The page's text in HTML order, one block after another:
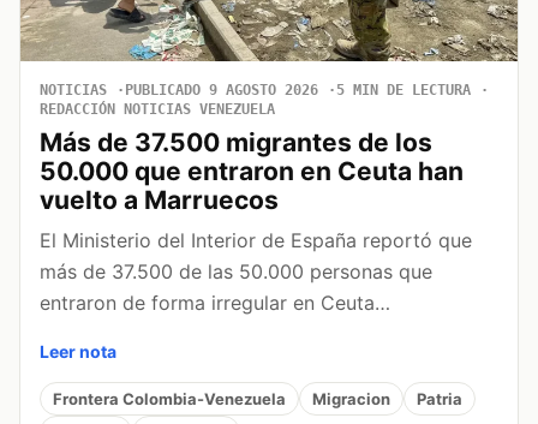
NOTICIAS PUBLICADO 9 AGOSTO 2026
5 MIN DE LECTURA
REDACCIÓN NOTICIAS VENEZUELA
Más de 37.500 migrantes de los
50.000 que entraron en Ceuta han
vuelto a Marruecos
El Ministerio del Interior de España reportó que
más de 37.500 de las 50.000 personas que
entraron de forma irregular en Ceuta…
Leer nota
Frontera Colombia-Venezuela Migracion
Patria